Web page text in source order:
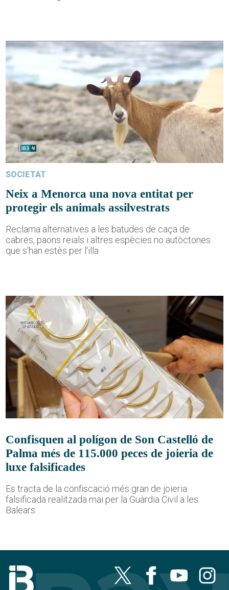
SOCIETAT
Neix a Menorca una nova entitat per
protegir els animals assilvestrats
Reclama alternatives a les batudes de caça de
cabres, paons reials i altres espècies no autòctones
que s'han estès per l'illa
Confisquen al polígon de Son Castelló de
Palma més de 115.000 peces de joieria de
luxe falsificades
Es tracta de la confiscació més gran de joieria
falsificada realitzada mai per la Guàrdia Civil a les
Balears